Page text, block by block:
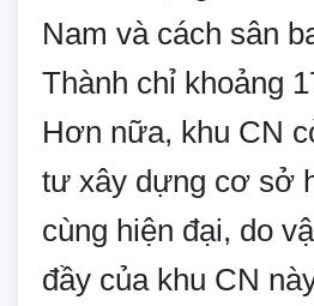
Nam và cách sân
Thành chỉ khoảng
Hơn nữa, khu CN
tư xây dựng cơ sở
cùng hiện đại, do
đầy của khu CN